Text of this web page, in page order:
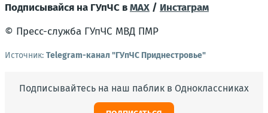
Подписывайся на ГУпЧС вMAX / Инстаграм
© Пресс-служба ГУпЧС МВД ПМР
Источник: Telegram-канал "ГУпЧС Приднестровье"
Подписывайтесь на наш паблик в Одноклассниках